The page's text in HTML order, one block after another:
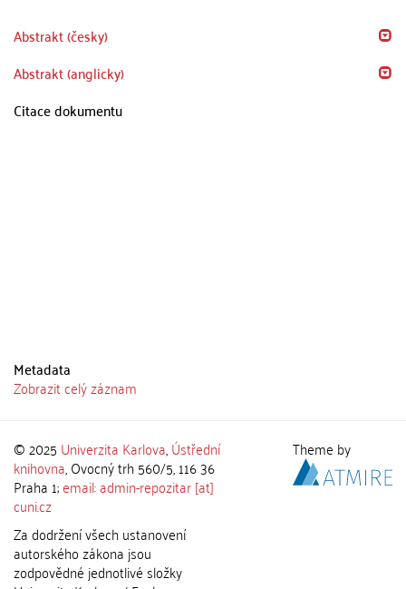
Abstrakt (česky)
Abstrakt (anglicky)
Citace dokumentu
Metadata
Zobrazit celý záznam
© 2025 Univerzita Karlova,Ústřední
knihovna, Ovocný trh 560/5, 116 36
Praha 1;email: admin-repozitar [at]
cuni.cz
Za dodržení všech ustanovení
autorského zákona jsou
zodpovědné jednotlivé složky
Theme by